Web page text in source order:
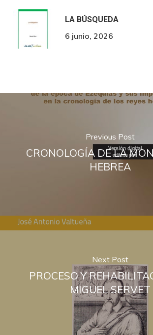
LA BÚSQUEDA
6 junio, 2026
Previous Post
CRONOLOGÍA DE LA
HEBREA
Next Post
PROCESO Y
MIGUEL SERVET